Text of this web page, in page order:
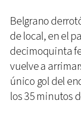
Belgrano
de local, en el
decimoquinta
vuelve a
único gol del
los 35 minutos